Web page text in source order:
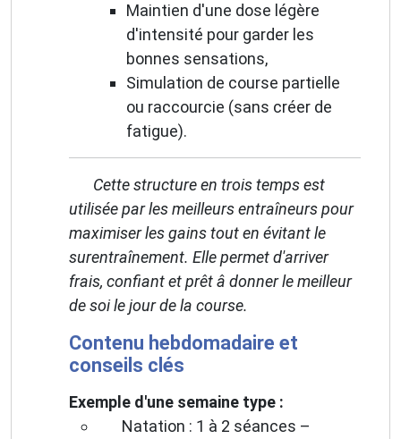
Maintien d'une dose légère
d'intensité pour garder les
bonnes sensations,
Simulation de course partielle
ou raccourcie (sans créer de
fatigue).
Cette structure en trois temps est
utilisée par les meilleurs entraîneurs pour
maximiser les gains tout en évitant le
surentraînement. Elle permet d'arriver
frais, confiant et prêt â donner le meilleur
de soi le jour de la course.
Contenu hebdomadaire et
conseils clés
Exemple d'une semaine type :
Natation : 1 à 2 séances –